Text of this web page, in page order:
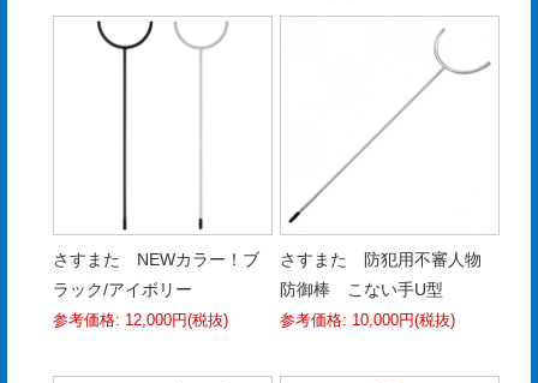
さすまた NEWカラー！ブ
ラック/アイボリー
参考価格: 12,000円(税抜)
さすまた 防犯用不審人物
防御棒 こない手U型
参考価格: 10,000円(税抜)